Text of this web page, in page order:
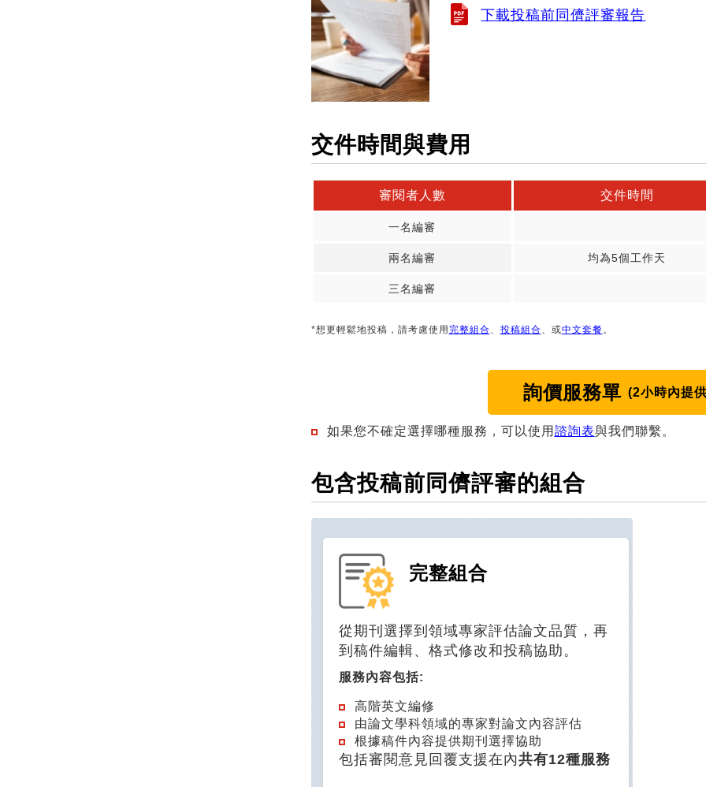
下載投稿前同儕評審報告
交件時間與費用
審閱者人數 交件時間
一名編審
兩名編審 均為5個工作天
三名編審
*想更輕鬆地投稿，請考慮使用 完整組合、 投稿組合、或中文套餐。
詢價服務單(2小時內提
如果您不確定選擇哪種服務，可以使用 諮詢表與我們聯繫。
包含投稿前同儕評審的組合
完整組合
從期刊選擇到領域專家評估論文品質，再
到稿件編輯、格式修改和投稿協助。
服務內容包括:
高階英文編修
由論文學科領域的專家對論文內容評估
根據稿件內容提供期刊選擇協助
包括審閱意見回覆支援在內共有12種服務